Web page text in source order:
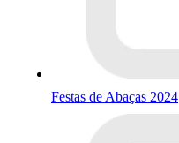
Festas de Abaças 2024